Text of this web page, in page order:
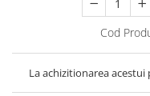
Cod
La achizitionarea